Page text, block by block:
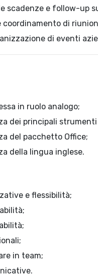
scadenze e follow-up
coordinamento di
di eventi
in ruolo analogo;
dei principali
del pacchetto Office;
della lingua inglese.
e flessibilità;
in team;